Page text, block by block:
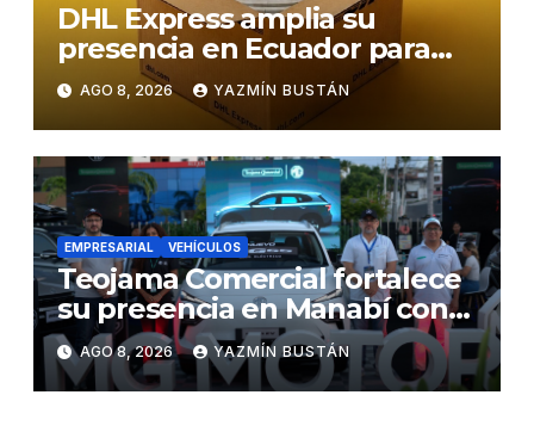
DHL Express amplia su
presencia en Ecuador para
responder al crecimiento de
las exportaciones
AGO 8, 2026 YAZMÍN BUSTÁN
EMPRESARIAL VEHÍCULOS
Teojama Comercial fortalece
su presencia en Manabí con
una apuesta por la movilidad
híbrida y eléctrica durante
ExpoAuto del Pacífico 2026
AGO 8, 2026 YAZMÍN BUSTÁN